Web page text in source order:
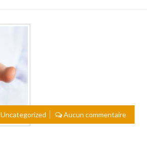
Uncategorized Aucun commentaire